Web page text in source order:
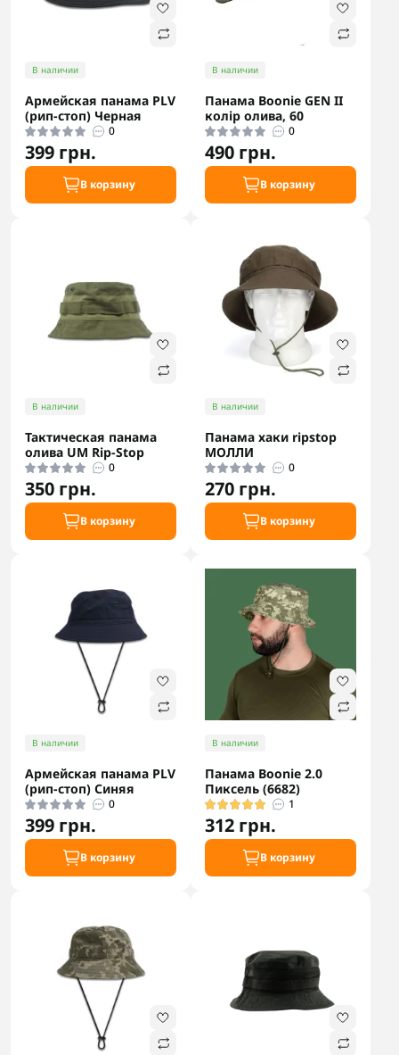
В наличии
Армейская панама PLV
(рип-стоп) Черная
0
399 грн.
В корзину
В наличии
Панама Boonie GEN II
колір олива, 60
0
490 грн.
В корзину
В наличии
Тактическая панама
олива UM Rip-Stop
0
350 грн.
В корзину
В наличии
Панама хаки ripstop
МОЛЛИ
0
270 грн.
В корзину
В наличии
Армейская панама PLV
(рип-стоп) Синяя
0
399 грн.
В корзину
В наличии
Панама Boonie 2.0
Пиксель (6682)
1
312 грн.
В корзину